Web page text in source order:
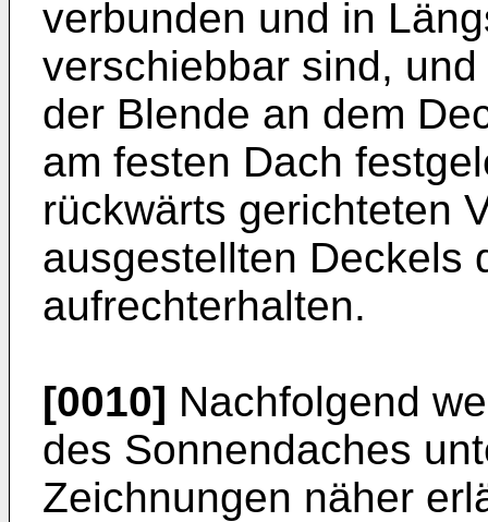
verbunden und in
verschiebbar sind,
der Blende an dem
am festen Dach
rückwärts gerichteten
ausgestellten Deckels
aufrechterhalten.
[0010] Nachfolgend
des Sonnendaches
Zeichnungen näher